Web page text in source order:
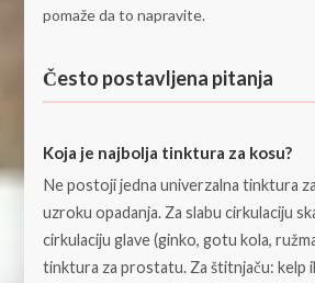
pomaže da to napravite.
Često postavljena pitanja
Koja je najbolja tinktura za kosu?
Ne postoji jedna univerzalna tinktura
uzroku opadanja. Za slabu cirkulaciju
cirkulaciju glave (ginko, gotu kola,
tinktura za prostatu. Za štitnjaču: kelp